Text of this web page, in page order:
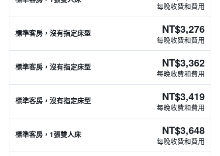
每晚收費和費用
標準客房，沒有指定床型 NT$3,276
每晚收費和費用
標準客房，沒有指定床型 NT$3,362
每晚收費和費用
標準客房，沒有指定床型 NT$3,419
每晚收費和費用
標準客房，1張雙人床 NT$3,648
每晚收費和費用